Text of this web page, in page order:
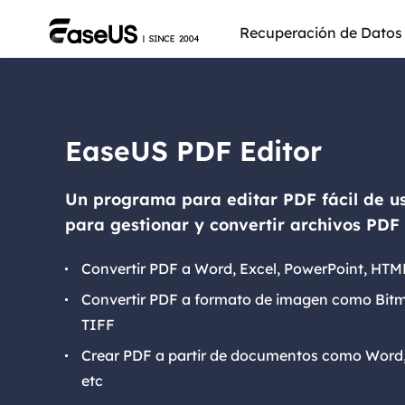
Recuperación de Datos
Más
EaseUS PDF Editor
Un programa para editar PDF fácil de
para gestionar y convertir archivos PDF
Convertir PDF a Word, Excel, PowerPoint,
Convertir PDF a formato de imagen como
TIFF
Crear PDF a partir de documentos como
etc